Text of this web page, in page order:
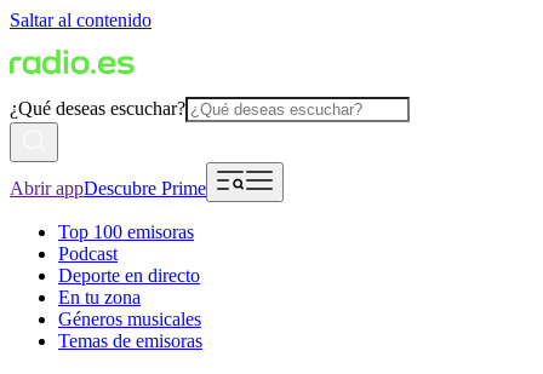
Saltar al contenido
¿Qué deseas escuchar?
Abrir appDescubre Prime
Top 100 emisoras
Podcast
Deporte en directo
En tu zona
Géneros musicales
Temas de emisoras